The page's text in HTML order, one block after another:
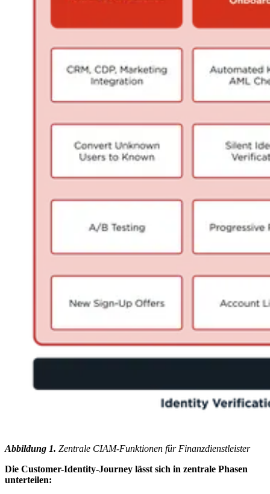
Abbildung 1. Zentrale CIAM-Funktionen für Finanzdienstleister
Die Customer-Identity-Journey lässt sich in zentrale Phasen
unterteilen: